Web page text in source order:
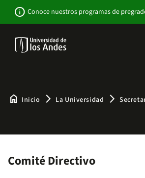
contenido
info Conoce nuestros programas de
home Inicio arrow_forward_ios La Universidad arrow_forward_ios
Comité Directivo